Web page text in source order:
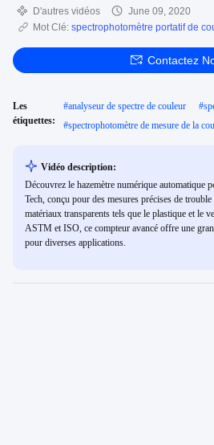
D'autres vidéos
June 09, 2020
Mot Clé: spectrophotomètre portatif de
Contactez
Les
étiquettes:
#analyseur de spectre de couleur #
#spectrophotomètre de mesure de la
Vidéo description:
Découvrez le hazemètre numérique automatique
Tech, conçu pour des mesures précises de
matériaux transparents tels que le plastique et le
ASTM et ISO, ce compteur avancé offre une
pour diverses applications.